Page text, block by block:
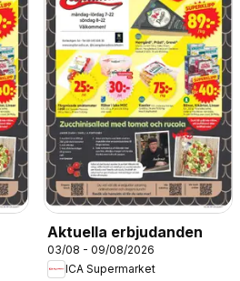
Aktuella erbjudanden
03/08 - 09/08/2026
ICA Supermarket